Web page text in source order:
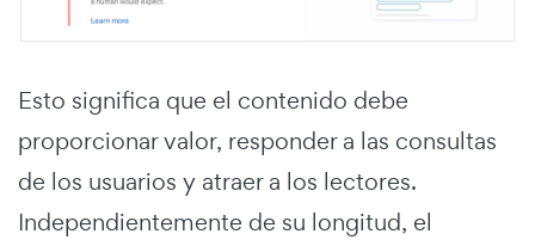
Esto significa que el contenido debe
proporcionar valor, responder a las consultas
de los usuarios y atraer a los lectores.
Independientemente de su longitud, el